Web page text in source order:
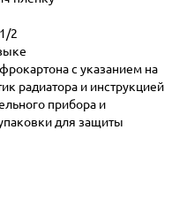
2
с указанием на
радиатора и инструкцией
прибора и
для защиты